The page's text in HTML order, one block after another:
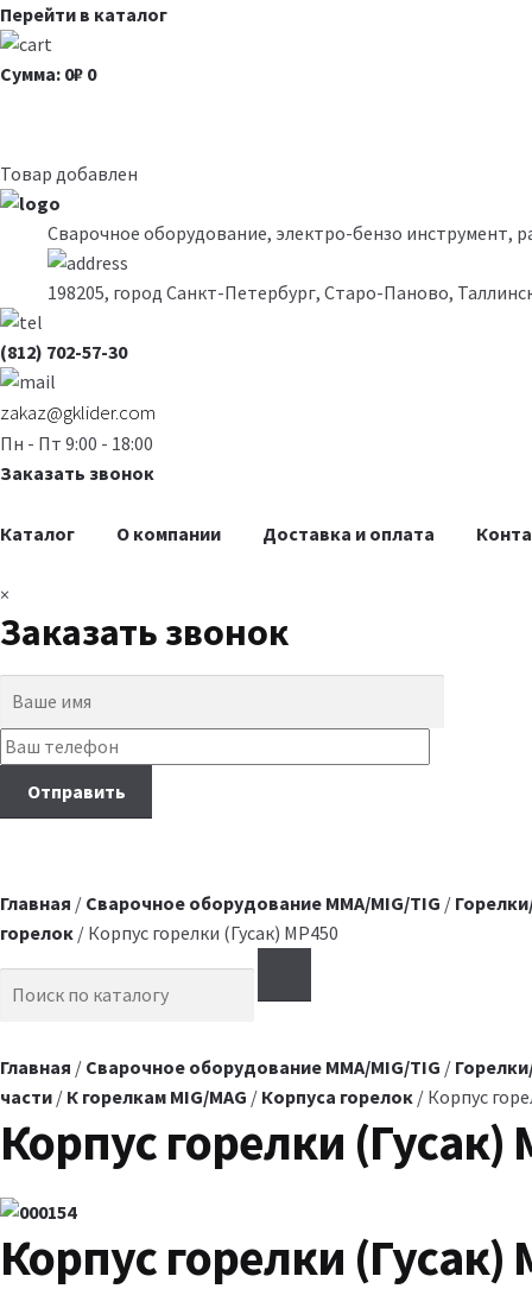
Перейти в каталог
Сумма: 0₽ 0
Товар добавлен
Сварочное оборудование, электро-бензо инструмент,
198205, город Санкт-Петербург, Старо-Паново,
(812) 702-57-30
zakaz@gklider.com
Пн - Пт 9:00 - 18:00
Заказать звонок
Каталог О компании Доставка и оплата
×
Заказать звонок
Главная / Сварочное оборудование MMA/MIG/TIG /
горелок / Корпус горелки (Гусак) MP450
Search for:
Главная / Сварочное оборудование MMA/MIG/TIG /
части / К горелкам MIG/MAG / Корпуса горелок / Корпус
Корпус горелки (Гусак)
Корпус горелки (Гусак)